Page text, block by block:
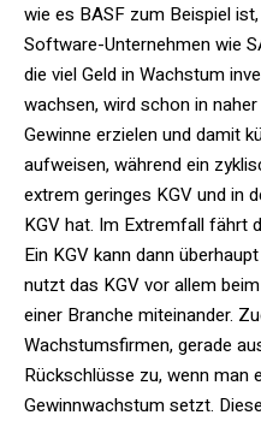
wie es BASF zum Beispiel
Software-Unternehmen wie
die viel Geld in Wachstum
wachsen, wird schon in
Gewinne erzielen und damit
aufweisen, während ein
extrem geringes KGV und in
KGV hat. Im Extremfall fährt
Ein KGV kann dann
nutzt das KGV vor allem
einer Branche miteinander.
Wachstumsfirmen, gerade
Rückschlüsse zu, wenn man
Gewinnwachstum setzt.